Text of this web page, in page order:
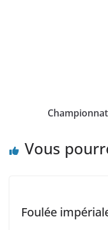
Vous
Foulée